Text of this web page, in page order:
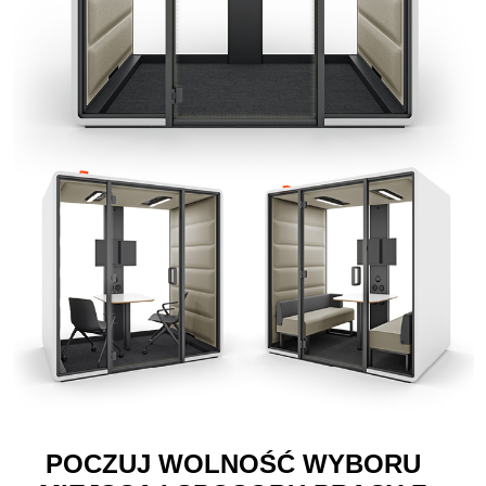
POCZUJ WOLNOŚĆ WYBORU